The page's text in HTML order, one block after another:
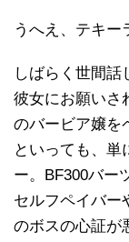
うへえ、テキー
しばらく世間話
彼女にお願いさ
のバービア嬢を
といっても、単
ー。BF300バー
セルフペイバー
のボスの心証が